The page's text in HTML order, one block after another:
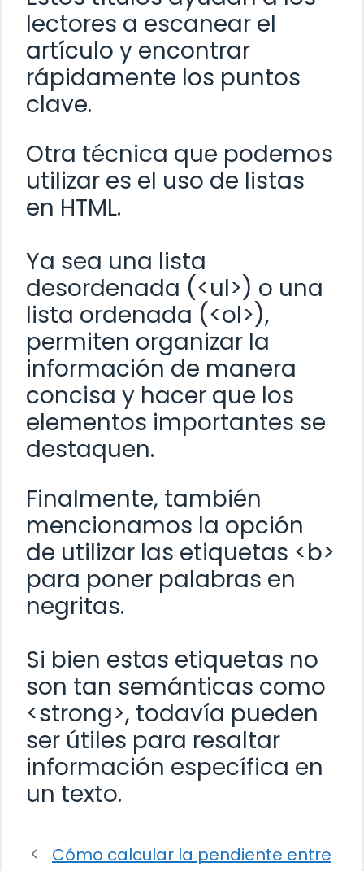
lectores a escanear el
artículo y encontrar
rápidamente los puntos
clave.
Otra técnica que podemos
utilizar es el uso de listas
en HTML.
Ya sea una lista
desordenada (<ul>) o una
lista ordenada (<ol>),
permiten organizar la
información de manera
concisa y hacer que los
elementos importantes se
destaquen.
Finalmente, también
mencionamos la opción
de utilizar las etiquetas <b>
para poner palabras en
negritas.
Si bien estas etiquetas no
son tan semánticas como
<strong>, todavía pueden
ser útiles para resaltar
información específica en
un texto.
Cómo calcular la pendiente entre